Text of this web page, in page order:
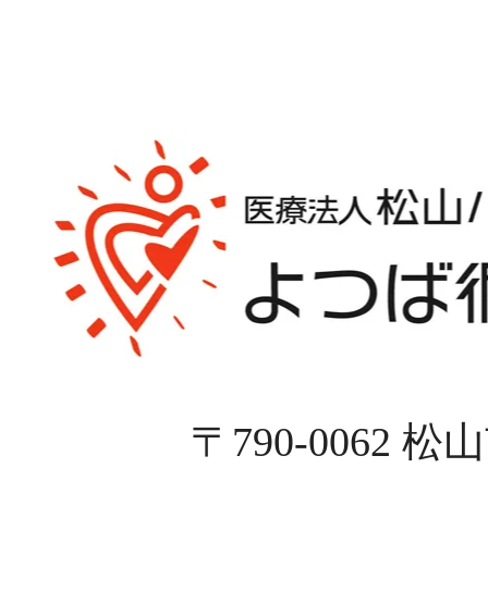
〒790-0062 松